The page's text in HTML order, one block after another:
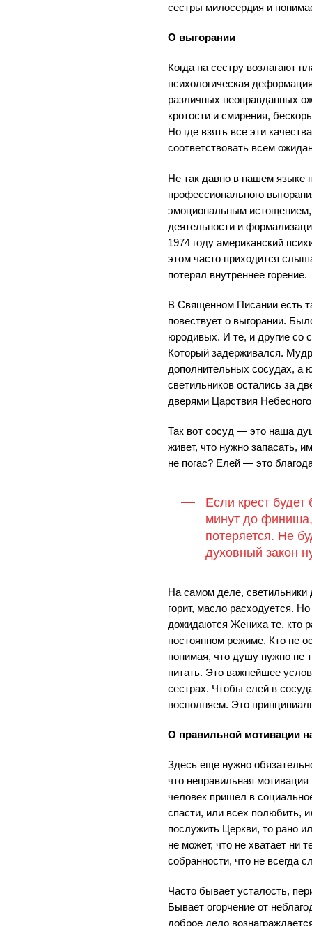
сестры милосердия и
О выгорании
Когда на сестру возлагают
психологическая
различных неоправданных
кротости и смирения,
Но где взять все эти
соответствовать всем
Не так давно в нашем языке
профессионального
эмоциональным
деятельности и
1974 году американский
этом часто приходится
потерял внутреннее горение.
В Священном Писании есть
повествует о выгорании.
юродивых. И те, и другие со
Который задерживался.
дополнительных сосудах, а
светильников остались за
дверями Царствия
Так вот сосуд — это наша
живет, что нужно запасать,
не погас? Елей — это
Если крест
минут до
потеряется. Не
духовный закон
На самом деле, светильники
горит, масло расходуется.
дожидаются Жениха те, кто
постоянном режиме. Кто не
понимая, что душу нужно не
питать. Это важнейшее
сестрах. Чтобы елей в
восполняем. Это
О правильной мотивации
Здесь еще нужно
что неправильная
человек пришел в
спасти, или всех полюбить,
послужить Церкви, то рано
не может, что не хватает ни
собранности, что не всегда
Часто бывает усталость,
Бывает огорчение от
доброе дело